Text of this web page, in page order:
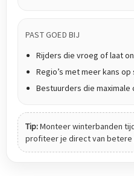
PAST GOED BIJ
Rijders die vroeg of laat
Regio’s met meer kans
Bestuurders die maximale
Tip:Monteer winterbanden
profiteer je direct van